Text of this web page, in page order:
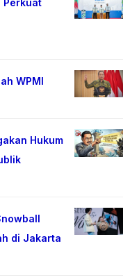
Perkuat
WPMI
Hukum
di Jakarta